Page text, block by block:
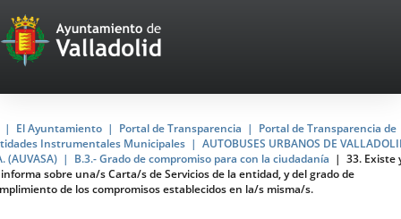
Portal
Web
del
Ayuntamiento
de
Valladolid
El Ayuntamiento Portal de Transparencia
Portal de Transparencia de
Instrumentales Municipales
AUTOBUSES URBANOS DE
(AUVASA)
B.3.- Grado de compromiso para con la ciudadanía
33. Existe
sobre una/s Carta/s de Servicios de la entidad, y del grado de
de los compromisos establecidos en la/s misma/s.